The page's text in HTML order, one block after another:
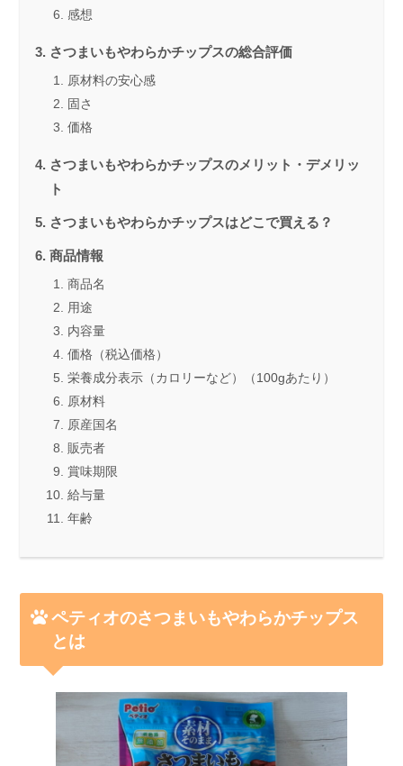
感想
さつまいもやわらかチップスの総合評価
原材料の安心感
固さ
価格
さつまいもやわらかチップスのメリット・デメリッ
ト
さつまいもやわらかチップスはどこで買える？
商品情報
商品名
用途
内容量
価格（税込価格）
栄養成分表示（カロリーなど）（100gあたり）
原材料
原産国名
販売者
賞味期限
給与量
年齢
ペティオのさつまいもやわらかチップス
とは